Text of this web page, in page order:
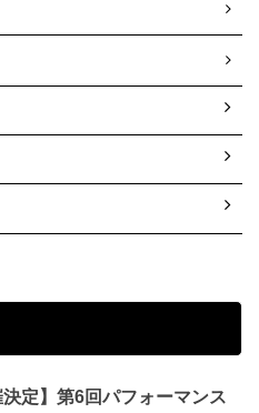
決定】第6回パフォーマンス